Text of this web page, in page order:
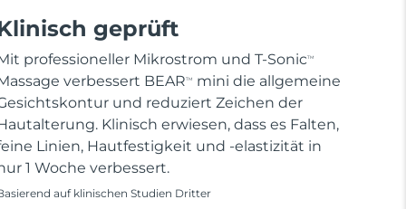
geprüft
professioneller Mikrostrom und T-SonicTM
verbessert BEARTM
mini die allgemeine
und reduziert Zeichen der
Klinisch erwiesen, dass es Falten,
Linien, Hautfestigkeit und -elastizität in
1 Woche verbessert.
auf klinischen Studien Dritter